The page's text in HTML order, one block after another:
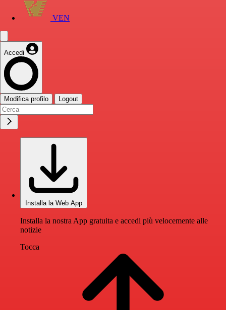
VEN
Accedi
Modifica profilo Logout
Installa la Web App
Installa la nostra App gratuita e accedi più velocemente alle
notizie
Tocca